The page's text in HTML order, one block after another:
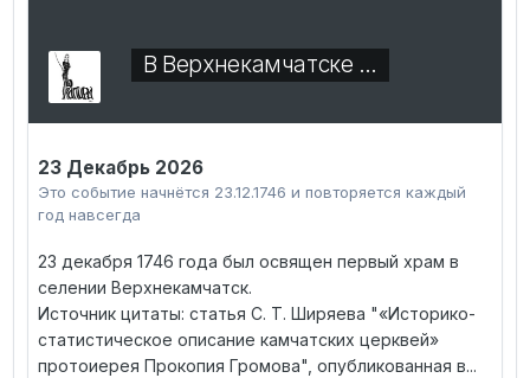
В Верхнекамчатске …
23 Декабрь 2026
Это событие начнётся 23.12.1746 и повторяется каждый
год навсегда
23 декабря 1746 года был освящен первый храм в
селении Верхнекамчатск.
Источник цитаты: статья С. Т. Ширяева "«Историко-
статистическое описание камчатских церквей»
протоиерея Прокопия Громова", опубликованная в...